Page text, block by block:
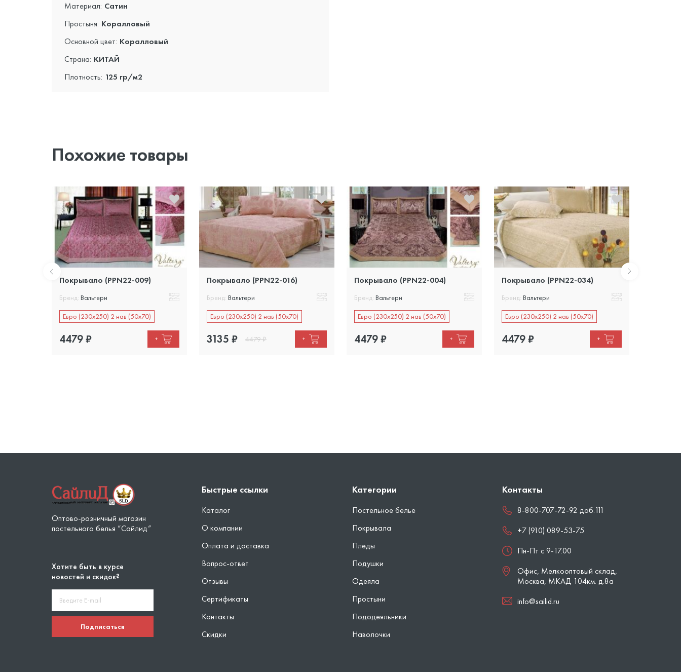
Материал: Сатин
Простыня: Коралловый
Основной цвет: Коралловый
Страна: КИТАЙ
Плотность: 125 гр/м2
Похожие товары
Покрывало (PPN22-009)
Бренд: Вальтери
Евро (230х250) 2 нав (50х70)
4479₽ +
Покрывало (PPN22-016)
Бренд: Вальтери
Евро (230х250) 2 нав (50х70)
3135 ₽ 4479₽ +
Покрывало (PPN22-004)
Бренд: Вальтери
Евро (230х250) 2 нав (50х70)
4479₽ +
Покрывало (PPN22-034)
Бренд: Вальтери
Евро (230х250) 2 нав (50х70)
4479₽ +
Оптово-розничный магазин
постельного белья “Сайлид”
Хотите быть в курсе
новостей и скидок?
Подписаться
Быстрые ссылки
Каталог
О компании
Оплата и доставка
Вопрос-ответ
Отзывы
Сертификаты
Контакты
Скидки
Категории
Постельное белье
Покрывала
Пледы
Подушки
Одеяла
Простыни
Пододеяльники
Наволочки
Контакты
8-800-707-72-92 доб.111
+7 (910) 089-53-75
Пн-Пт с 9-17.00
Офис, Мелкооптовый склад,
Москва, МКАД 104км. д.8а
info@sailid.ru